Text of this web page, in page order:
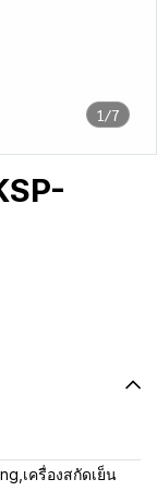
1/7
เครื่องสกัดเย็น